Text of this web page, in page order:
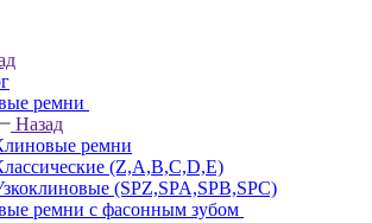
ремни
Назад
ремни
(Z,A,B,C,D,E)
(SPZ,SPA,SPB,SPC)
ремни с фасонным зубом